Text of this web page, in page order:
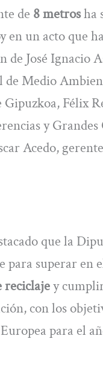
de 8 metrosha
en un acto que
de José Ignacio
de Medio
Félix
y Grandes
Acedo,
que la
para superar
reciclajey
con los
para el